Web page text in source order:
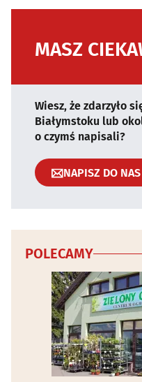
MASZ
Wiesz, że zdarzyło
Białymstoku lub
o czymś napisali?
NAPISZ DO NAS
POLECAMY